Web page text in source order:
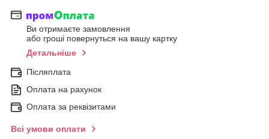
Ви отримаєте замовлення
або гроші повернуться на вашу картку
Детальніше
Післяплата
Оплата на рахунок
Оплата за реквізитами
Всі умови оплати